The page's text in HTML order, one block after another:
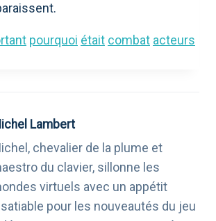
pourquoi était combat acteurs
Lambert
chevalier de la plume et
du clavier, sillonne les
virtuels avec un appétit
pour les nouveautés du jeu